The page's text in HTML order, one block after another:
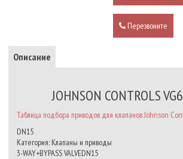
Перезвоните
Описание
JOHNSON CONTROLS
Таблица подбора приводов для клапанов Johnson
DN15
Категория: Клапаны и приводы
3-WAY+BYPASS VALVEDN15